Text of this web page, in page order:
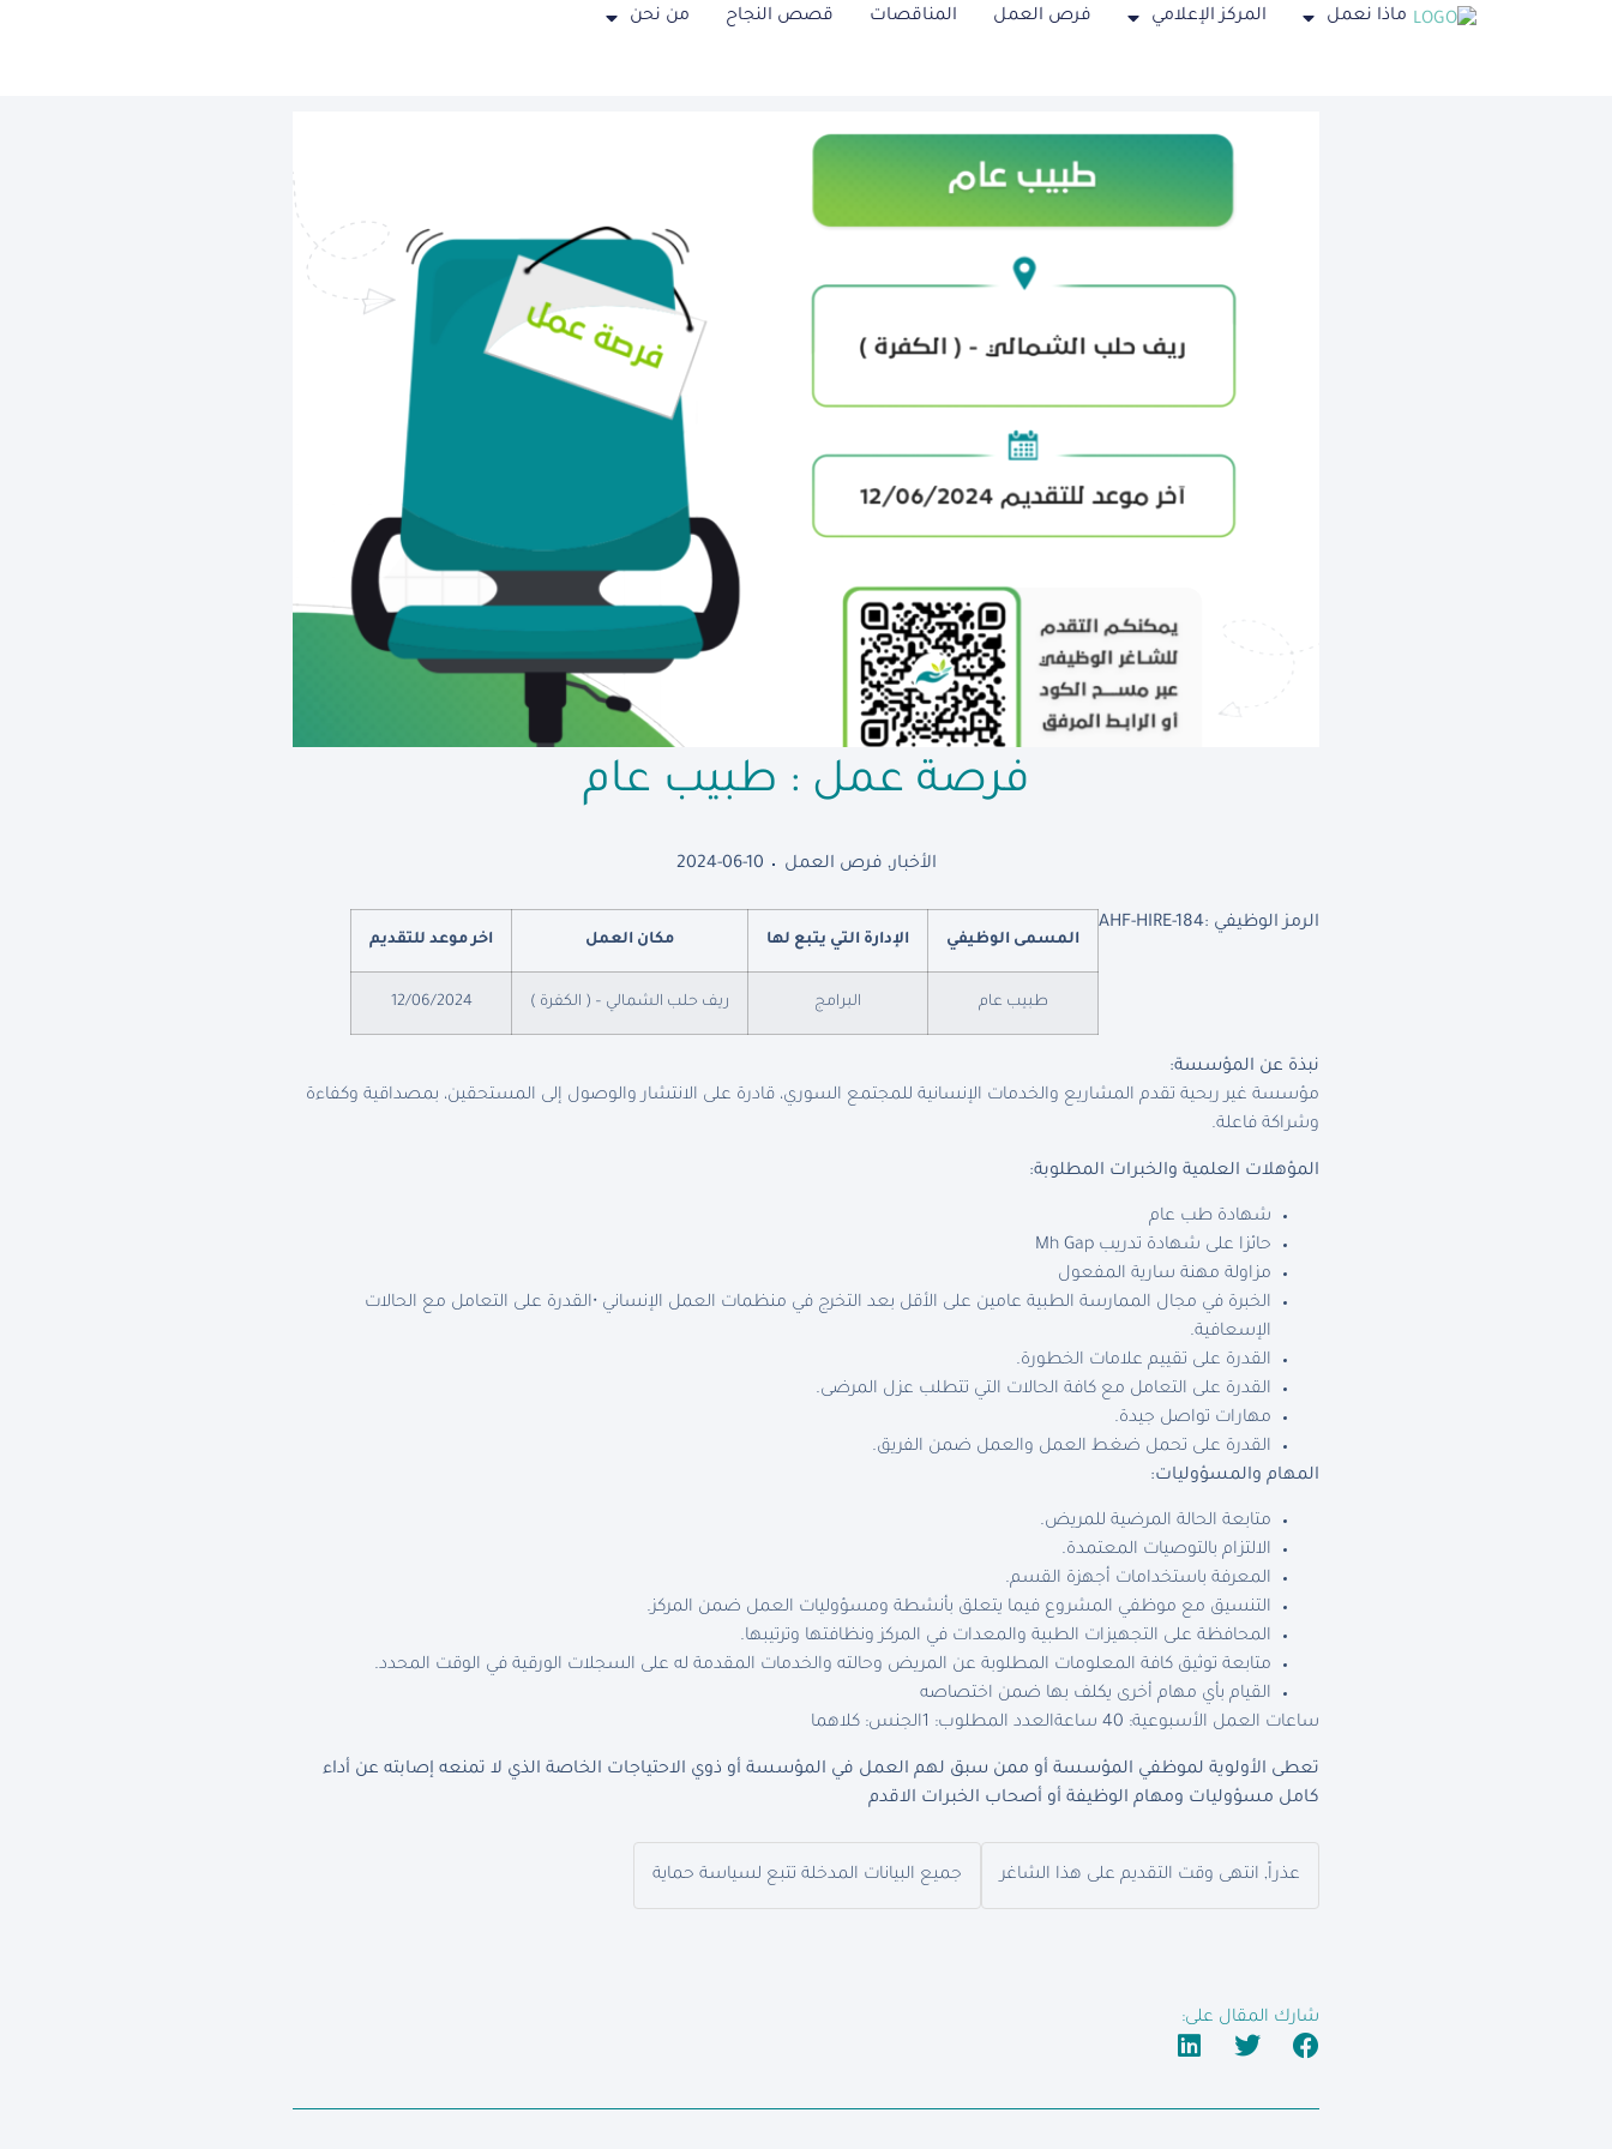
ماذا نعمل المركز الإعلامي فرص العمل المناقصات قصص النجاح من نحن
فرصة عمل : طبيب عام
الأخبار, فرص العمل 2024-06-10
الرمز الوظيفي :AHF-HIRE-184
المسمى الوظيفي الإدارة التي يتبع لها مكان العمل اخر موعد للتقديم
طبيب عام البرامج ريف حلب الشمالي – ( الكفرة ) 12/06/2024
نبذة عن المؤسسة:
مؤسسة غير ربحية تقدم المشاريع والخدمات الإنسانية للمجتمع السوري، قادرة على الانتشار والوصول إلى المستحقين، بمصداقية وكفاءة
وشراكة فاعلة.
المؤهلات العلمية والخبرات المطلوبة:
شهادة طب عام
حائزا على شهادة تدريب Mh Gap
مزاولة مهنة سارية المفعول
الخبرة في مجال الممارسة الطبية عامين على الأقل بعد التخرج في منظمات العمل الإنساني •القدرة على التعامل مع الحالات
الإسعافية.
القدرة على تقييم علامات الخطورة.
القدرة على التعامل مع كافة الحالات التي تتطلب عزل المرضى.
مهارات تواصل جيدة.
القدرة على تحمل ضغط العمل والعمل ضمن الفريق.
المهام والمسؤوليات:
متابعة الحالة المرضية للمريض.
الالتزام بالتوصيات المعتمدة.
المعرفة باستخدامات أجهزة القسم.
التنسيق مع موظفي المشروع فيما يتعلق بأنشطة ومسؤوليات العمل ضمن المركز.
المحافظة على التجهيزات الطبية والمعدات في المركز ونظافتها وترتيبها.
متابعة توثيق كافة المعلومات المطلوبة عن المريض وحالته والخدمات المقدمة له على السجلات الورقية في الوقت المحدد.
القيام بأي مهام أخرى يكلف بها ضمن اختصاصه
ساعات العمل الأسبوعية: 40 ساعة
العدد المطلوب: 1 الجنس: كلاهما
تعطى الأولوية لموظفي المؤسسة أو ممن سبق لهم العمل في المؤسسة أو ذوي الاحتياجات الخاصة الذي لا تمنعه إصابته عن أداء
كامل مسؤوليات ومهام الوظيفة أو أصحاب الخبرات الاقدم
عذراً, انتهى وقت التقديم على هذا الشاغر جميع البيانات المدخلة تتبع لسياسة حماية
شارك المقال على: